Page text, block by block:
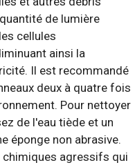
de lumière
cellules
ainsi la
Il est recommandé
deux à quatre fois
Pour nettoyer
de l'eau tiède et un
éponge non abrasive.
agressifs qui